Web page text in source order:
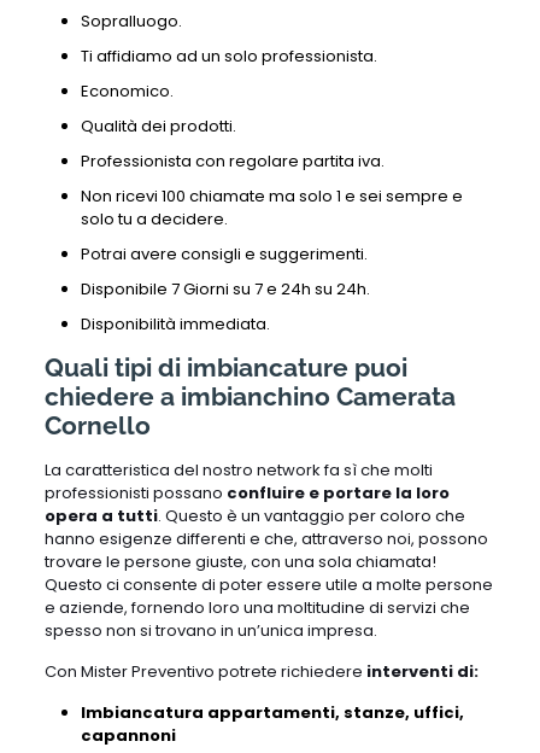
Sopralluogo.
Ti affidiamo ad un solo professionista.
Economico.
Qualità dei prodotti.
Professionista con regolare partita iva.
Non ricevi 100 chiamate ma solo 1 e sei sempre e
solo tu a decidere.
Potrai avere consigli e suggerimenti.
Disponibile 7 Giorni su 7 e 24h su 24h.
Disponibilità immediata.
Quali tipi di imbiancature puoi
chiedere a imbianchino Camerata
Cornello
La caratteristica del nostro network fa sì che molti
professionisti possano confluire e portare la loro
opera a tutti. Questo è un vantaggio per coloro che
hanno esigenze differenti e che, attraverso noi, possono
trovare le persone giuste, con una sola chiamata!
Questo ci consente di poter essere utile a molte persone
e aziende, fornendo loro una moltitudine di servizi che
spesso non si trovano in un’unica impresa.
Con Mister Preventivo potrete richiedere interventi di:
Imbiancatura appartamenti, stanze, uffici,
capannoni